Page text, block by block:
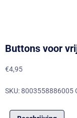
Buttons voor
€4,95
SKU:8003558886005